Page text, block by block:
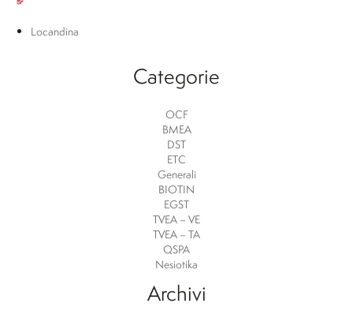
Locandina
Categorie
OCF
BMEA
DST
ETC
Generali
BIOTIN
EGST
TVEA – VE
TVEA – TA
QSPA
Nesiotika
Archivi